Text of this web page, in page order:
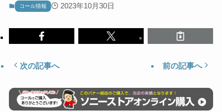
コール情報 2023年10月30日
次の記事へ 前の記事へ